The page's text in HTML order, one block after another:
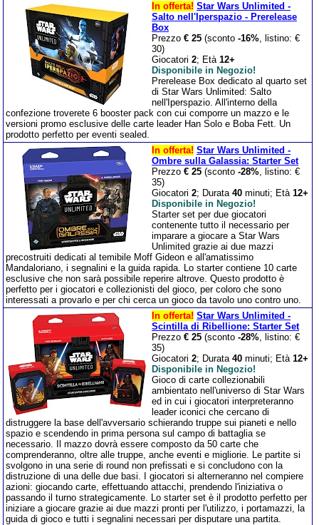
In offerta! Star Wars Unlimited -
Salto nell'Iperspazio - Prerelease
Box
Prezzo € 25 (sconto -16%, listino: €
30)
Giocatori 2; Età 12+
Disponibile in Negozio!
Prerelease Box dedicato al quarto set
di Star Wars Unlimited: Salto
nell'Iperspazio. All'interno della
confezione troverete 6 booster pack con cui comporre un mazzo e le
versioni promo esclusive delle carte leader Han Solo e Boba Fett. Un
prodotto perfetto per eventi sealed.
In offerta! Star Wars Unlimited -
Ombre sulla Galassia: Starter Set
Prezzo € 25 (sconto -28%, listino: €
35)
Giocatori 2; Durata 40 minuti; Età 12+
Disponibile in Negozio!
Starter set per due giocatori
contenente tutto il necessario per
imparare a giocare a Star Wars
Unlimited grazie ai due mazzi
precostruiti dedicati al temibile Moff Gideon e all'amatissimo
Mandaloriano, i segnalini e la guida rapida. Lo starter contiene 10 carte
esclusive che non sarà possibile reperire altrove. Questo prodotto è
perfetto per i giocatori e collezionisti del gioco, per coloro che sono
interessati a provarlo e per chi cerca un gioco da tavolo uno contro uno.
In offerta! Star Wars Unlimited -
Scintilla di Ribellione: Starter Set
Prezzo € 25 (sconto -28%, listino: €
35)
Giocatori 2; Durata 40 minuti; Età 12+
Disponibile in Negozio!
Gioco di carte collezionabili
ambientato nell'universo di Star Wars
ed in cui i giocatori interpreteranno
leader iconici che cercano di
distruggere la base dell'avversario schierando truppe sui pianeti e nello
spazio e scendendo in prima persona sul campo di battaglia se
necessario. Il mazzo dovrà essere composto da 50 carte che
comprenderanno, oltre alle truppe, anche eventi e migliorie. Le partite si
svolgono in una serie di round non prefissati e si concludono con la
distruzione di una delle due basi. I giocatori si alterneranno nel compiere
azioni: giocando carte, effettuando attacchi, prendendo l'iniziativa o
passando il turno strategicamente. Lo starter set è il prodotto perfetto per
iniziare a giocare grazie ai due mazzi pronti per l'utilizzo, i portamazzi, la
guida di gioco e tutti i segnalini necessari per disputare una partita.